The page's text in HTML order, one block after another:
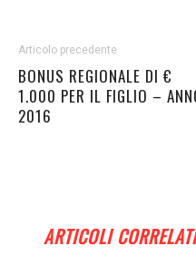
Articolo precedente
BONUS REGIONALE DI €
1.000 PER IL FIGLIO –
2016
ARTICOLI CORRELATI